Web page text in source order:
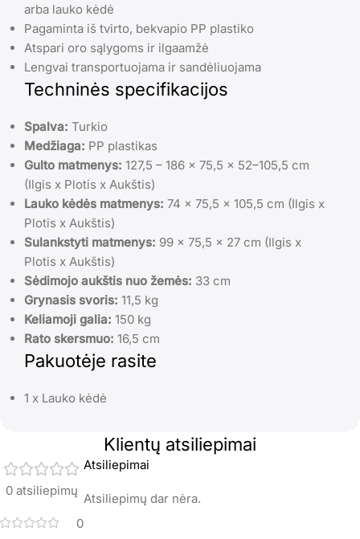
arba lauko kėdė
Pagaminta iš tvirto, bekvapio PP plastiko
Atspari oro sąlygoms ir ilgaamžė
Lengvai transportuojama ir sandėliuojama
Techninės specifikacijos
Spalva: Turkio
Medžiaga: PP plastikas
Gulto matmenys: 127,5 – 186 x 75,5 x 52–105,5 cm
(Ilgis x Plotis x Aukštis)
Lauko kėdės matmenys: 74 x 75,5 x 105,5 cm (Ilgis x
Plotis x Aukštis)
Sulankstyti matmenys: 99 x 75,5 x 27 cm (Ilgis x
Plotis x Aukštis)
Sėdimojo aukštis nuo žemės: 33 cm
Grynasis svoris: 11,5 kg
Keliamoji galia: 150 kg
Rato skersmuo: 16,5 cm
Pakuotėje rasite
1 x Lauko kėdė
Klientų atsiliepimai
0 atsiliepimų
0
Atsiliepimai
Atsiliepimų dar nėra.